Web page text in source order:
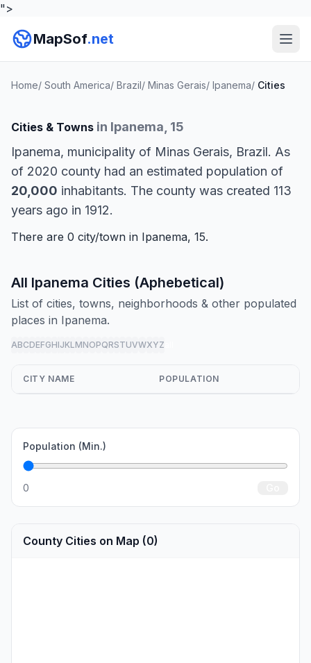
">
MapSof.net
Home/ South America/ Brazil/ Minas Gerais/ Ipanema/ Cities
Cities & Towns in Ipanema, 15
Ipanema, municipality of Minas Gerais, Brazil. As
of 2020 county had an estimated population of
20,000 inhabitants. The county was created 113
years ago in 1912.
There are 0 city/town in Ipanema, 15.
All Ipanema Cities (Aphebetical)
List of cities, towns, neighborhoods & other populated
places in Ipanema.
ABCDEFGHIJKLMNOPQRSTUVWXYZ
CITY NAME POPULATION
Population (Min.)
0
County Cities on Map (0)